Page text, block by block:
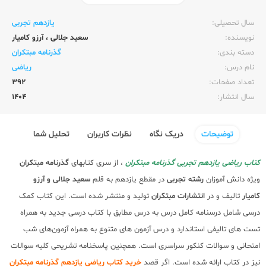
سال تحصیلی:‌
یازدهم تجربی
نویسنده:‌
سعید جلالی ،آرزو کامیار
دسته بندی:
گذرنامه مبتکران
نام درس:
ریاضی
تعداد صفحات:‌
392
سال انتشار:‌
1404
توضیحات دریک نگاه نظرات کاربران تحلیل شما
کتاب ریاضی یازدهم تجربی گذرنامه مبتکران ، از سری کتابهای گذرنامه مبتکران
ویژه دانش آموزان رشته تجربی در مقطع یازدهم به قلم سعید جلالی و آرزو
کامیار تالیف و در انتشارات مبتکران تولید و منتشر شده است. این کتاب کمک
درسی شامل درسنامه کامل درس به درس مطابق با کتاب درسی جدید به همراه
تست های تالیفی استاندارد و درس آزمون های متنوع به همراه آزمون‌های شب
امتحانی و سوالات کنکور سراسری است. همچنین پاسخنامه تشریحی کلیه سوالات
نیز در کتاب ارائه شده است. اگر قصد خرید کتاب ریاضی یازدهم گذرنامه مبتکران